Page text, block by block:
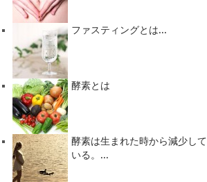
ファスティングとは...
酵素とは
酵素は生まれた時から減少して
いる。...